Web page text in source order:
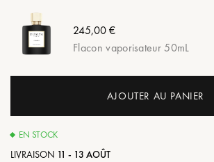
245,00 €
Flacon vaporisateur 50mL
AJOUTER AU PANIER
EN STOCK
LIVRAISON 11 - 13 AOÛT